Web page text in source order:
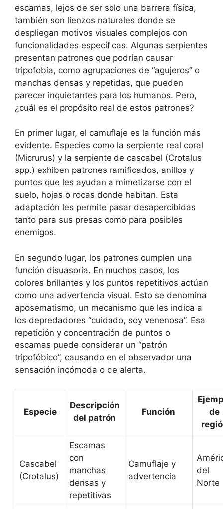
escamas, lejos de ser solo una barrera física,
también son lienzos naturales donde se
despliegan motivos visuales complejos con
funcionalidades específicas. Algunas serpientes
presentan patrones que podrían causar
tripofobia, como agrupaciones de “agujeros” o
manchas densas y repetidas, que pueden
parecer inquietantes para los humanos. Pero,
¿cuál es el propósito real de estos patrones?
En primer lugar, el camuflaje es la función más
evidente. Especies como la serpiente real coral
(Micrurus) y la serpiente de cascabel (Crotalus
spp.) exhiben patrones ramificados, anillos y
puntos que les ayudan a mimetizarse con el
suelo, hojas o rocas donde habitan. Esta
adaptación les permite pasar desapercibidas
tanto para sus presas como para posibles
enemigos.
En segundo lugar, los patrones cumplen una
función disuasoria. En muchos casos, los
colores brillantes y los puntos repetitivos actúan
como una advertencia visual. Esto se denomina
aposematismo, un mecanismo que les indica a
los depredadores “cuidado, soy venenosa”. Esa
repetición y concentración de puntos o
escamas puede considerar un “patrón
tripofóbico”, causando en el observador una
sensación incómoda o de alerta.
Especie
Descripción
del patrón
Función
de
Cascabel
(Crotalus)
Escamas
con
manchas
densas y
repetitivas
Camuflaje y
advertencia
del
Norte